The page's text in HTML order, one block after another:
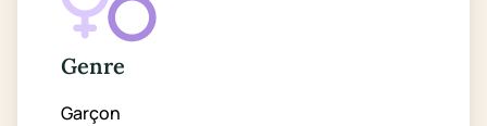
Genre
Garçon